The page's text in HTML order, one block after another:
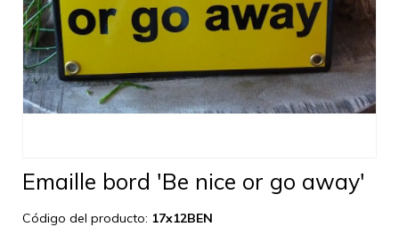
Emaille bord 'Be nice or go away'
Código del producto: 17x12BEN